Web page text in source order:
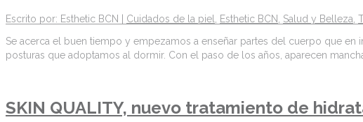
Escrito por: Esthetic BCN | Cuidados de la piel, Esthetic BCN, Salud y Belleza,
Se acerca el buen tiempo y empezamos a enseñar partes del cuerpo que
posturas que adoptamos al dormir. Con el paso de los años, aparecen
SKIN QUALITY, nuevo tratamiento de